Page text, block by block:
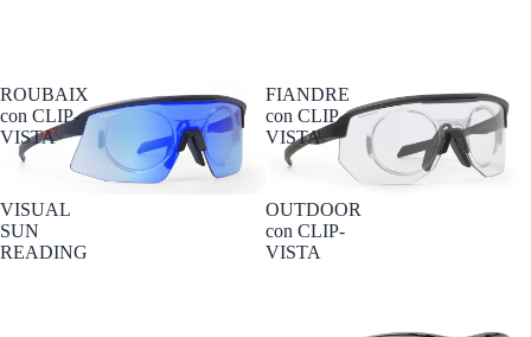
ROUBAIX
con CLIP-
VISTA
FIANDRE
con CLIP-
VISTA
VISUAL
SUN
READING
OUTDOOR
con CLIP-
VISTA